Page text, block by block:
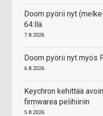
Doom pyörii nyt
64:llä
7.8.2026
Doom pyörii nyt myös
6.8.2026
Keychron kehittää
firmwarea pelihiiriin
5.8.2026